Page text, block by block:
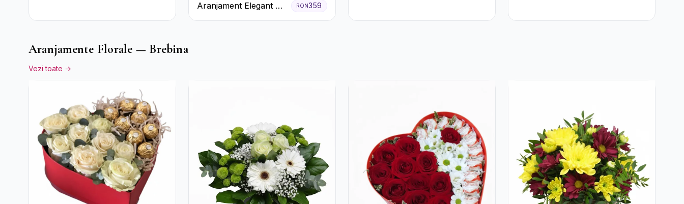
Aranjament Elegant cu
Prosecco și Flori
RON359
Aranjamente Florale — Brebina
Vezi toate →